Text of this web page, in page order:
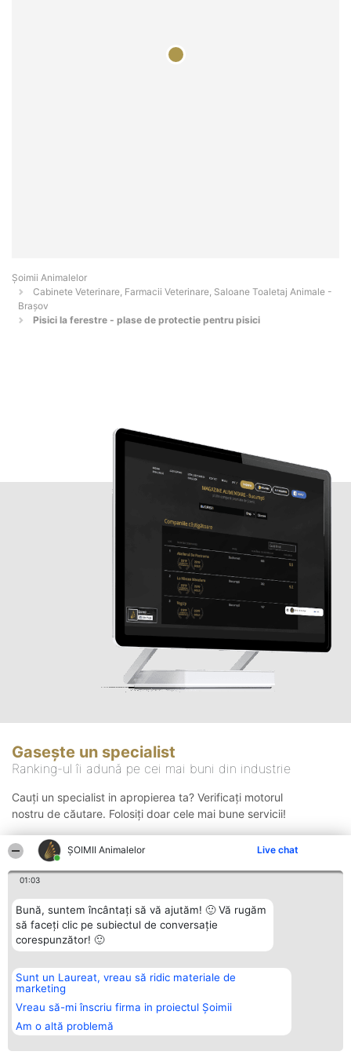
ŞOIMII Animalelor Live chat
01:03
Bună, suntem încântați să vă ajutăm! 🙂 Vă rugăm
să faceți clic pe subiectul de conversație
corespunzător! 🙂
Sunt un Laureat, vreau să ridic materiale de
marketing
Vreau să-mi înscriu firma in proiectul Șoimii
Am o altă problemă
Şoimii Animalelor
Cabinete Veterinare, Farmacii Veterinare, Saloane Toaletaj Animale -
Braşov
Pisici la ferestre - plase de protectie pentru pisici
Gasește un specialist
Ranking-ul îi adună pe cei mai buni din industrie
Cauți un specialist in apropierea ta? Verificați motorul
nostru de căutare. Folosiți doar cele mai bune servicii!
Organizator Ranking
BRIGHT SOLUTIONS BR SRL
Aleea Timisul De Sus 2 Bl. A30
Sc. A Et. 4 Ap. 13 Cod 061952
București
CUI 36737675
Plebiscyt
Lista Tuturor
Laureaților
Statut
Contact